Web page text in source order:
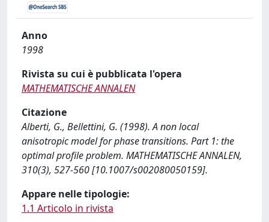
Anno
1998
Rivista su cui è pubblicata l'opera
MATHEMATISCHE ANNALEN
Citazione
Alberti, G., Bellettini, G. (1998). A non local
anisotropic model for phase transitions. Part 1: the
optimal profile problem. MATHEMATISCHE ANNALEN,
310(3), 527-560 [10.1007/s002080050159].
Appare nelle tipologie:
1.1 Articolo in rivista